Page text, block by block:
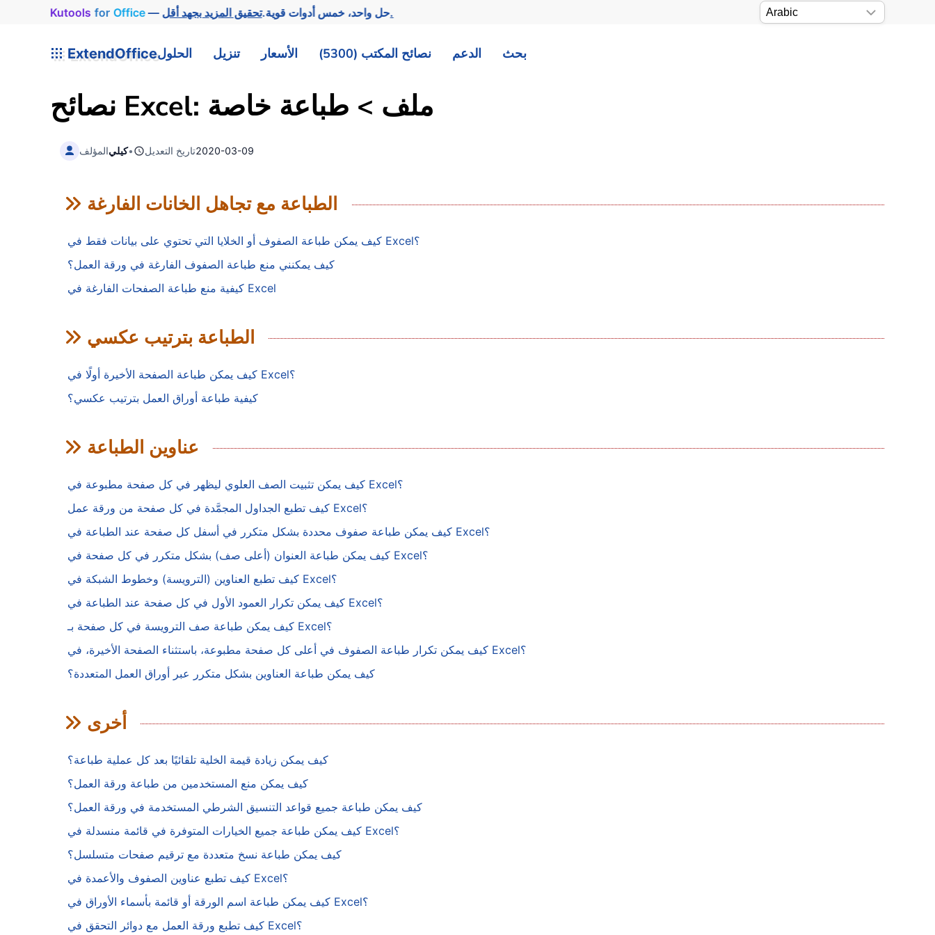
Kutools for Office — حل واحد، خمس أدوات قوية.تحقيق المزيد بجهد أقل.
ExtendOfficeالحلول تنزيل الأسعار نصائح المكتب (5300) الدعم بحث
نصائح Excel: ملف > طباعة خاصة
المؤلفكيلي• تاريخ التعديل2020-03-09
الطباعة مع تجاهل الخانات الفارغة
كيف يمكن طباعة الصفوف أو الخلايا التي تحتوي على بيانات فقط في Excel؟
كيف يمكنني منع طباعة الصفوف الفارغة في ورقة العمل؟
كيفية منع طباعة الصفحات الفارغة في Excel
الطباعة بترتيب عكسي
كيف يمكن طباعة الصفحة الأخيرة أولًا في Excel؟
كيفية طباعة أوراق العمل بترتيب عكسي؟
عناوين الطباعة
كيف يمكن تثبيت الصف العلوي ليظهر في كل صفحة مطبوعة في Excel؟
كيف تطبع الجداول المجمَّدة في كل صفحة من ورقة عمل Excel؟
كيف يمكن طباعة صفوف محددة بشكل متكرر في أسفل كل صفحة عند الطباعة في Excel؟
كيف يمكن طباعة العنوان (أعلى صف) بشكل متكرر في كل صفحة في Excel؟
كيف تطبع العناوين (الترويسة) وخطوط الشبكة في Excel؟
كيف يمكن تكرار العمود الأول في كل صفحة عند الطباعة في Excel؟
كيف يمكن طباعة صف الترويسة في كل صفحة بـ Excel؟
كيف يمكن تكرار طباعة الصفوف في أعلى كل صفحة مطبوعة، باستثناء الصفحة الأخيرة، في Excel؟
كيف يمكن طباعة العناوين بشكل متكرر عبر أوراق العمل المتعددة؟
أخرى
كيف يمكن زيادة قيمة الخلية تلقائيًا بعد كل عملية طباعة؟
كيف يمكن منع المستخدمين من طباعة ورقة العمل؟
كيف يمكن طباعة جميع قواعد التنسيق الشرطي المستخدمة في ورقة العمل؟
كيف يمكن طباعة جميع الخيارات المتوفرة في قائمة منسدلة في Excel؟
كيف يمكن طباعة نسخ متعددة مع ترقيم صفحات متسلسل؟
كيف تطبع عناوين الصفوف والأعمدة في Excel؟
كيف يمكن طباعة اسم الورقة أو قائمة بأسماء الأوراق في Excel؟
كيف تطبع ورقة العمل مع دوائر التحقق في Excel؟